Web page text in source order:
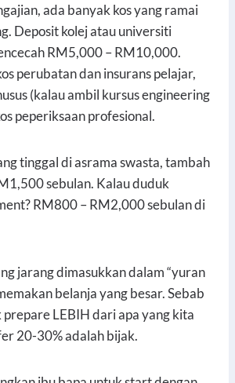
ada banyak kos yang ramai
Deposit kolej atau universiti
RM5,000 – RM10,000.
perubatan dan insurans pelajar,
(kalau ambil kursus engineering
peperiksaan profesional.
tinggal di asrama swasta, tambah
sebulan. Kalau duduk
RM800 – RM2,000 sebulan di
jarang dimasukkan dalam “yuran
belanja yang besar. Sebab
LEBIH dari apa yang kita
20-30% adalah bijak.